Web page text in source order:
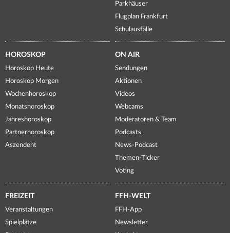
Parkhäuser
Flugplan Frankfurt
Schulausfälle
HOROSKOP
Horoskop Heute
Horoskop Morgen
Wochenhoroskop
Monatshoroskop
Jahreshoroskop
Partnerhoroskop
Aszendent
ON AIR
Sendungen
Aktionen
Videos
Webcams
Moderatoren & Team
Podcasts
News-Podcast
Themen-Ticker
Voting
FREIZEIT
Veranstaltungen
Spielplätze
FFH-WELT
FFH-App
Newsletter